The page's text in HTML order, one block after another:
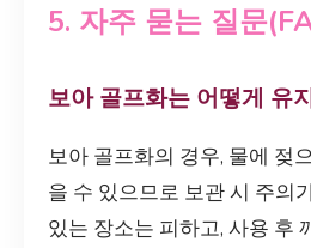
5. 자주 묻는 질문
보아 골프화는 어떻게 유
보아 골프화의 경우, 물에 젖
을 수 있으므로 보관 시 주의
있는 장소는 피하고, 사용 후